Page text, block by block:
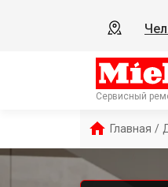
Сервисный
Главная /